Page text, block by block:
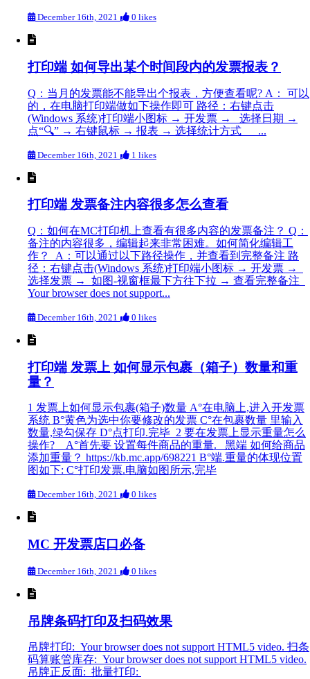
December 16th, 2021 0 likes
打印端 如何导出某个时间段内的发票报表？
Q：当月的发票能不能导出个报表，方便查看呢? A： 可以
的，在电脑打印端做如下操作即可 路径：右键点击
(Windows 系统)打印端小图标 → 开发票 → 选择日期 →
点“🔍” → 右键鼠标 → 报表 → 选择统计方式 ...
December 16th, 2021 1 likes
打印端 发票备注内容很多怎么查看
Q：如何在MC打印机上查看有很多内容的发票备注？ Q：
备注的内容很多，编辑起来非常困难。如何简化编辑工
作？ A：可以通过以下路径操作，并查看到完整备注 路
径：右键点击(Windows 系统)打印端小图标 → 开发票 →
选择发票 → 如图-视窗框最下方往下拉 → 查看完整备注
Your browser does not support...
December 16th, 2021 0 likes
打印端 发票上 如何显示包裹（箱子）数量和重
量？
1 发票上如何显示包裹(箱子)数量 A°在电脑上,进入开发票
系统 B°黄色为选中你要修改的发票 C°在包裹数量 里输入
数量,绿勾保存 D°点打印.完毕 2 要在发票上显示重量怎么
操作? A°首先要 设置每件商品的重量. 黑端 如何给商品
添加重量？ https://kb.mc.app/698221 B°端.重量的体现位置
图如下: C°打印发票.电脑如图所示,完毕
December 16th, 2021 0 likes
MC 开发票店口必备
December 16th, 2021 0 likes
吊牌条码打印及扫码效果
吊牌打印: Your browser does not support HTML5 video. 扫条
码算账管库存: Your browser does not support HTML5 video.
吊牌正反面: 批量打印: